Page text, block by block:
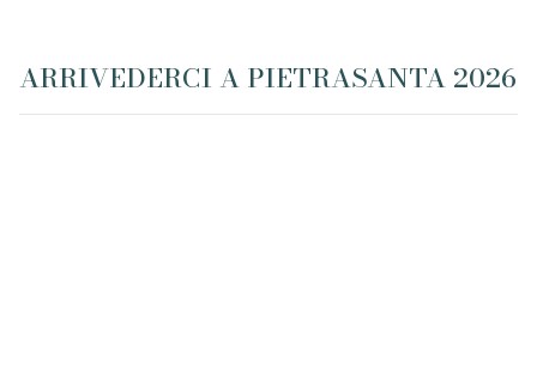
ARRIVEDERCI A PIETRASANTA 2026